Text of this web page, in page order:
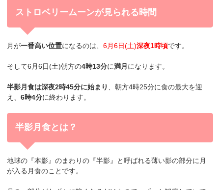
ストロベリームーンが見られる時間
月が一番高い位置になるのは、6月6日(土)深夜1時頃です。
そして6月6日(土)朝方の4時13分に満月 になります。
半影月食は深夜2時45分に始まり
、朝方4時25分に食の最大を迎
え、6時4分に終わります。
半影月食とは？
地球の『本影』のまわりの『半影』と呼ばれる薄い影の部分に月
が入る月食のこと です。